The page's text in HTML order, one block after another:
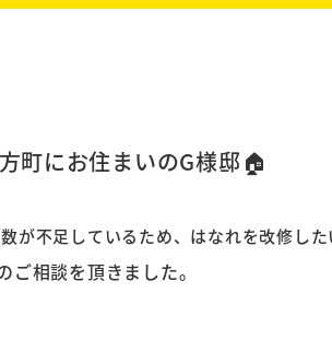
町にお住まいのG様邸🏠
が不足しているため、はなれを改修し
ご相談を頂きました。